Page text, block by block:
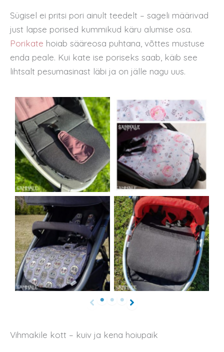
Sügisel ei pritsi pori ainult teedelt – sageli määrivad
just lapse porised kummikud käru alumise osa.
Porikate hoiab sääreosa puhtana, võttes mustuse
enda peale. Kui kate ise poriseks saab, käib see
lihtsalt pesumasinast läbi ja on jälle nagu uus.
Vihmakile kott – kuiv ja kena hoiupaik